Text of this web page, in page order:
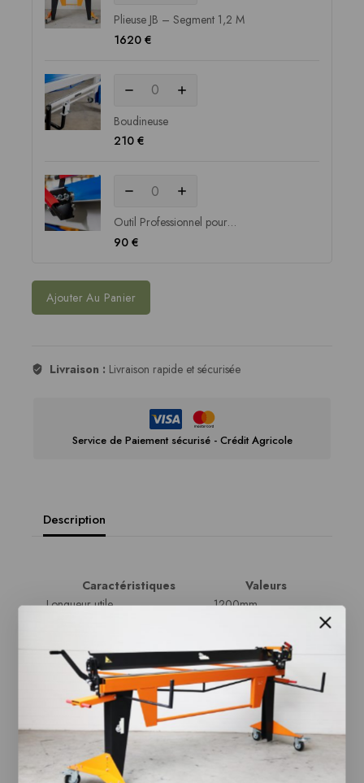
Plieuse JB – Segment 1,2 M
1620 €
Boudineuse
210 €
Outil Professionnel pour
Finition de Joint
90 €
Ajouter Au Panier
Livraison : Livraison rapide et sécurisée
Service de Paiement sécurisé - Crédit Agricole
Description
Caractéristiques
Valeurs
Longueur utile
1200mm
Épaisseur d’aluminium
1,2 mm / 1,5 mm
Ouverture maximale du faisceau
70mm
Feu segmenté
120mm
Roues de transport
4 pièces incluses dans
le prix
Réglage en hauteur des pieds,
base inférieure